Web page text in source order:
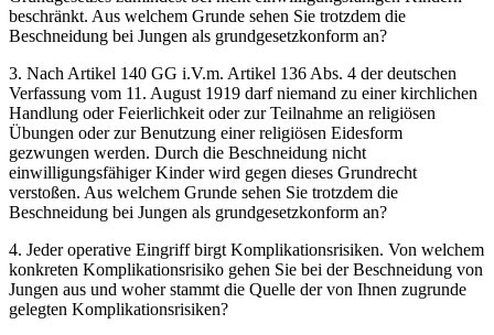
beschränkt. Aus welchem Grunde sehen Sie trotzdem die
Beschneidung bei Jungen als grundgesetzkonform an?
3. Nach Artikel 140 GG i.V.m. Artikel 136 Abs. 4 der deutschen
Verfassung vom 11. August 1919 darf niemand zu einer kirchlichen
Handlung oder Feierlichkeit oder zur Teilnahme an religiösen
Übungen oder zur Benutzung einer religiösen Eidesform
gezwungen werden. Durch die Beschneidung nicht
einwilligungsfähiger Kinder wird gegen dieses Grundrecht
verstoßen. Aus welchem Grunde sehen Sie trotzdem die
Beschneidung bei Jungen als grundgesetzkonform an?
4. Jeder operative Eingriff birgt Komplikationsrisiken. Von welchem
konkreten Komplikationsrisiko gehen Sie bei der Beschneidung von
Jungen aus und woher stammt die Quelle der von Ihnen zugrunde
gelegten Komplikationsrisiken?